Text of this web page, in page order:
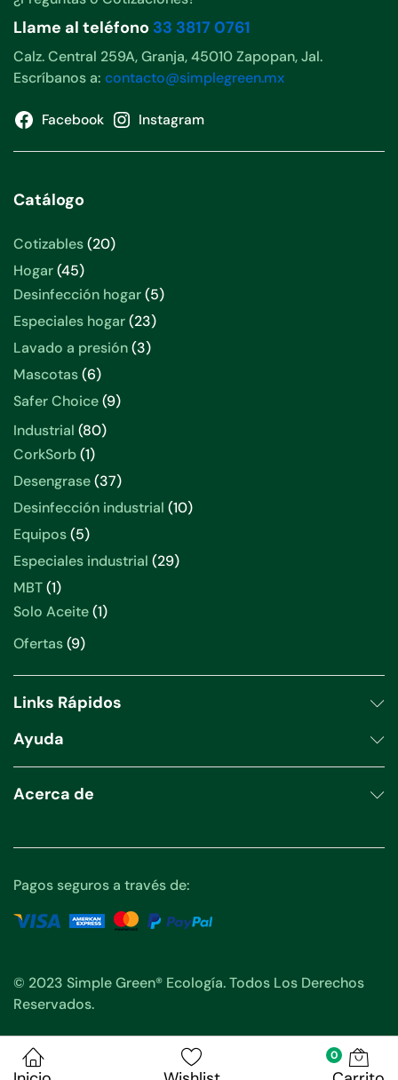
Llame al teléfono 33 3817 0761
Calz. Central 259A, Granja, 45010 Zapopan, Jal.
Escríbanos a: contacto@simplegreen.mx
Facebook Instagram
Catálogo
Cotizables 2020
Hogar 4545
productos
Desinfección hogar 55
Especiales hogar 2323
productos
Lavado a presión 33
Mascotas 66
productos
Safer Choice 99
Industrial 8080
CorkSorb 11
producto
Desengrase 3737
productos
Desinfección industrial 1010
Equipos 55
productos
Especiales industrial 2929
MBT 11
producto
Solo Aceite 11
Ofertas 99
Links Rápidos
Ayuda
Acerca de
© 2023 Simple Green® Ecología. Todos Los Derechos
Reservados.
Pagos seguros a través de:
0